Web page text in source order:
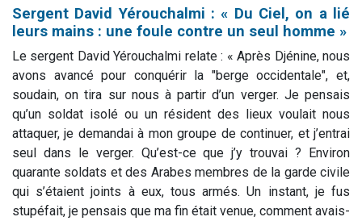
Sergent David Yérouchalmi : « Du Ciel, on a lié
leurs mains : une foule contre un seul homme »
Le sergent David Yérouchalmi relate : « Après Djénine, nous
avons avancé pour conquérir la "berge occidentale", et,
soudain, on tira sur nous à partir d’un verger. Je pensais
qu’un soldat isolé ou un résident des lieux voulait nous
attaquer, je demandai à mon groupe de continuer, et j’entrai
seul dans le verger. Qu’est-ce que j’y trouvai ? Environ
quarante soldats et des Arabes membres de la garde civile
qui s’étaient joints à eux, tous armés. Un instant, je fus
stupéfait, je pensais que ma fin était venue, comment avais-